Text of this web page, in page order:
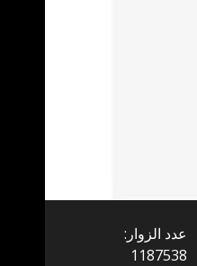
عدد الزوار:
1187538